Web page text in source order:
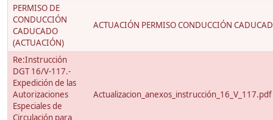
PERMISO DE
CONDUCCIÓN
CADUCADO
(ACTUACIÓN)
ACTUACIÓN PERMISO CONDUCCIÓN
Re:Instrucción
DGT 16/V-117.-
Expedición de las
Autorizaciones
Especiales de
Circulación para
Actualizacion_anexos_instrucción_16_V_117.pdf